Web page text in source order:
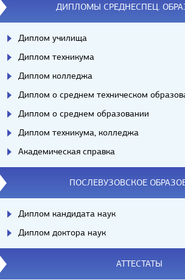
ДИПЛОМЫ СРЕДНЕСПЕЦ.
Диплом училища
Диплом техникума
Диплом колледжа
Диплом о среднем техническом
Диплом о среднем образовании
Диплом техникума, колледжа
Академическая справка
ПОСЛЕВУЗОВСКОЕ
Диплом кандидата наук
Диплом доктора наук
АТТЕСТАТЫ